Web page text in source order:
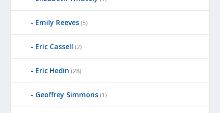
Emily Reeves (5)
Eric Cassell (2)
Eric Hedin (28)
Geoffrey Simmons (1)